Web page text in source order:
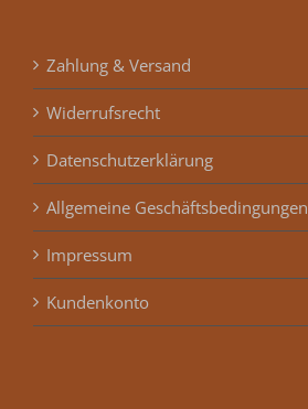
Zahlung & Versand
Widerrufsrecht
Datenschutzerklärung
Allgemeine Geschäftsbedingungen
Impressum
Kundenkonto